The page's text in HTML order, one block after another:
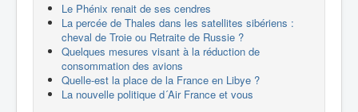
DronesLe Phénix renait de ses cendres
La percée de Thales dans les satellites sibériens :
cheval de Troie ou Retraite de Russie ?
Quelques mesures visant à la réduction de
consommation des avions
Quelle-est la place de la France en Libye ?
La nouvelle politique d´Air France et vous